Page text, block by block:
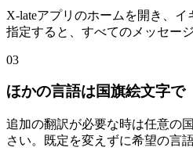
X-lateアプリのホームを開き、
指定すると、すべてのメッセー
03
ほかの言語は国旗絵文字で
追加の翻訳が必要な時は任意の
さい。既定を変えずに希望の言